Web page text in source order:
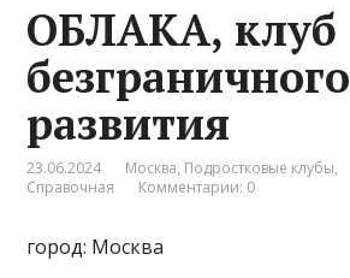
ОБЛАКА, клуб
безграничного
развития
23.06.2024 Москва, Подростковые клубы,
Справочная
Комментарии: 0
город: Москва